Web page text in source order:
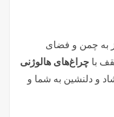
به چمن و فضای
با چراغ‌های هالوژنی
و دلنشین به شما و